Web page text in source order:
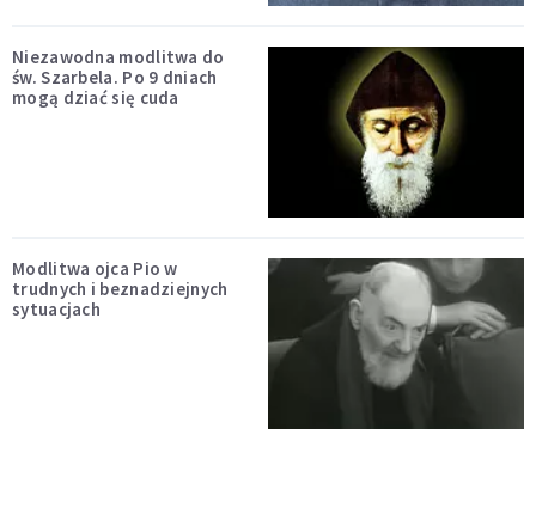
Niezawodna modlitwa do
św. Szarbela. Po 9 dniach
mogą dziać się cuda
Modlitwa ojca Pio w
trudnych i beznadziejnych
sytuacjach